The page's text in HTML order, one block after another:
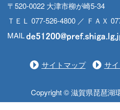
〒520-0022 大津市柳が崎5-34
ＴＥＬ 077-526-4800 ／ ＦＡＸ
MAIL
サイトマップ サ
Copyright © 滋賀県琵琶湖